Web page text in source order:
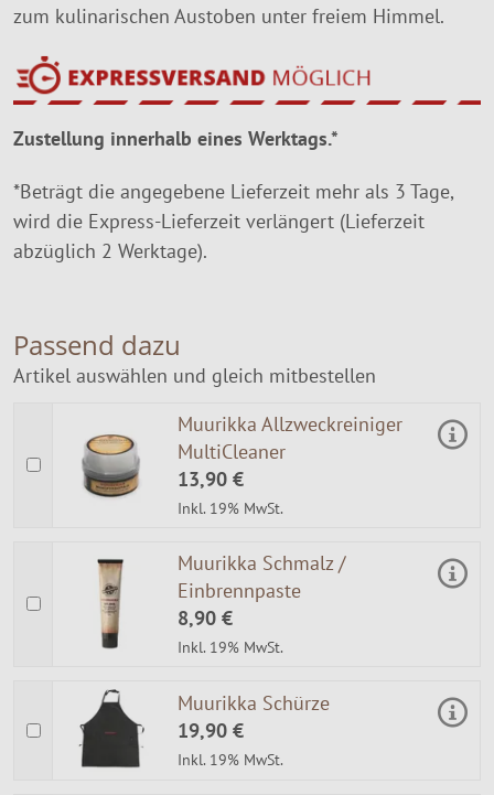
zum kulinarischen Austoben unter freiem Himmel.
Zustellung innerhalb eines Werktags.*
*Beträgt die angegebene Lieferzeit mehr als 3 Tage,
wird die Express-Lieferzeit verlängert (Lieferzeit
abzüglich 2 Werktage).
Passend dazu
Artikel auswählen und gleich mitbestellen
Muurikka Allzweckreiniger
MultiCleaner
13,90 €
Inkl. 19% MwSt.
Muurikka Schmalz /
Einbrennpaste
8,90 €
Inkl. 19% MwSt.
Muurikka Schürze
19,90 €
Inkl. 19% MwSt.